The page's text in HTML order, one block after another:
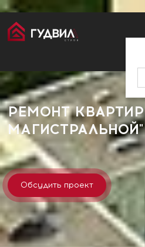
Главная Застройщики
РЕМОНТ
МАГИСТРАЛЬНОЙ"
Обсудить проект